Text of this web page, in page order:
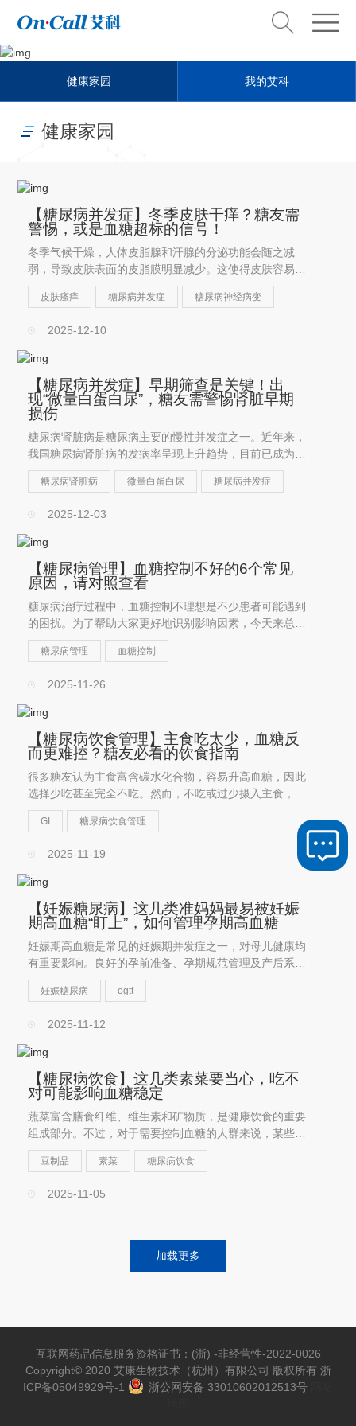
Health steward
健康管家
健康家园 我的艾科
健康家园
【糖尿病并发症】冬季皮肤干痒？糖友需
警惕，或是血糖超标的信号！
冬季气候干燥，人体皮脂腺和汗腺的分泌功能会随之减
弱，导致皮肤表面的皮脂膜明显减少。这使得皮肤容易变
得异常干燥，甚至出现脱屑、起皮，从而引发瘙痒。
皮肤瘙痒 糖尿病并发症 糖尿病神经病变
2025-12-10
【糖尿病并发症】早期筛查是关键！出
现“微量白蛋白尿”，糖友需警惕肾脏早期
损伤
糖尿病肾脏病是糖尿病主要的慢性并发症之一。近年来，
我国糖尿病肾脏病的发病率呈现上升趋势，目前已成为导
致终末期肾脏病的第二大原因。
糖尿病肾脏病 微量白蛋白尿 糖尿病并发症
2025-12-03
【糖尿病管理】血糖控制不好的6个常见
原因，请对照查看
糖尿病治疗过程中，血糖控制不理想是不少患者可能遇到
的困扰。为了帮助大家更好地识别影响因素，今天来总结
一下易引起血糖升高的6个常见原因。
糖尿病管理 血糖控制
2025-11-26
【糖尿病饮食管理】主食吃太少，血糖反
而更难控？糖友必看的饮食指南
很多糖友认为主食富含碳水化合物，容易升高血糖，因此
选择少吃甚至完全不吃。然而，不吃或过少摄入主食，真
的有助于血糖控制吗？
GI 糖尿病饮食管理
2025-11-19
【妊娠糖尿病】这几类准妈妈最易被妊娠
期高血糖“盯上”，如何管理孕期高血糖
妊娠期高血糖是常见的妊娠期并发症之一，对母儿健康均
有重要影响。良好的孕前准备、孕期规范管理及产后系统
随访，对改善妊娠结局、降低远期糖尿病发生风险具有重
要意义。
妊娠糖尿病 ogtt
2025-11-12
【糖尿病饮食】这几类素菜要当心，吃不
对可能影响血糖稳定
蔬菜富含膳食纤维、维生素和矿物质，是健康饮食的重要
组成部分。不过，对于需要控制血糖的人群来说，某些蔬
菜如果摄入方式或烹饪方法不当，反而可能引起血糖波
动。豆制品 素菜 糖尿病饮食
2025-11-05
加载更多
互联网药品信息服务资格证书：(浙) -非经营性-2022-0026
Copyright© 2020 艾康生物技术（杭州）有限公司 版权所有 浙
ICP备05049929号-1
浙公网安备 33010602012513号